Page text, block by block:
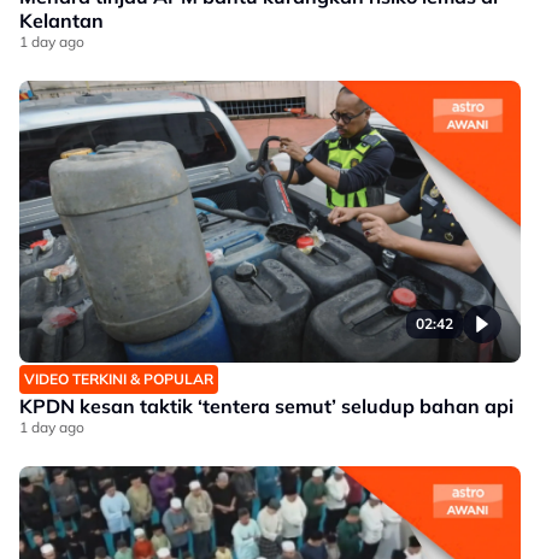
Kelantan
1 day ago
02:42
VIDEO TERKINI & POPULAR
KPDN kesan taktik ‘tentera semut’ seludup bahan api
1 day ago